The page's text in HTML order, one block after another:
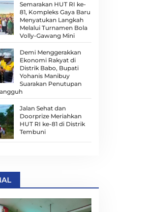
Semarakan HUT RI ke-
81, Kompleks Gaya Baru
Menyatukan Langkah
Melalui Turnamen Bola
Volly-Gawang Mini
Demi Menggerakkan
Ekonomi Rakyat di
Distrik Babo, Bupati
Yohanis Manibuy
Suarakan Penutupan
Jalan Sehat dan
Doorprize Meriahkan
HUT RI ke-81 di Distrik
Tembuni